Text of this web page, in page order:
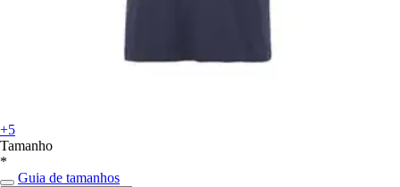
+5
Tamanho
*
Guia de tamanhos